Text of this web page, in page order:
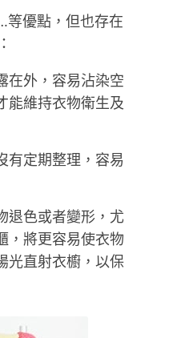
等優點，但也存在
在外，容易沾染空
能維持衣物衛生及
有定期整理，容易
退色或者變形，尤
，將更容易使衣物
光直射衣櫥，以保